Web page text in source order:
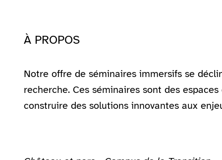
À PROPOS
Notre offre de séminaires immersifs se
recherche. Ces séminaires sont des
construire des solutions innovantes aux